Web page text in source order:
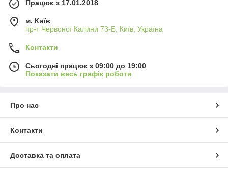
Працює з 17.01.2018
м. Київ
пр-т Червоної Калини 73-Б, Київ, Україна
Контакти
Сьогодні працює з 09:00 до 19:00
Показати весь графік роботи
Про нас
Контакти
Доставка та оплата